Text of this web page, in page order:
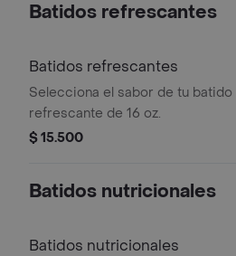
Batidos refrescantes
Batidos refrescantes
Selecciona el sabor de tu batido
refrescante de 16 oz.
$ 15.500
Batidos nutricionales
Batidos nutricionales